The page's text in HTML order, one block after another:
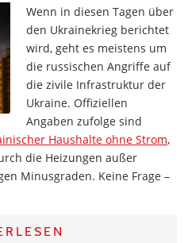
Wenn in diesen Tagen über
den Ukrainekrieg berichtet
wird, geht es meistens um
die russischen Angriffe auf
die zivile Infrastruktur der
Ukraine. Offiziellen
Angaben zufolge sind
Haushalte ohne Strom,
die Heizungen außer
Minusgraden. Keine Frage –